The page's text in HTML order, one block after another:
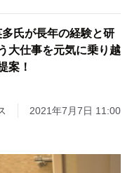
氏が長年の経験と研
大仕事を元気に乗り越
案！
2021年7月7日 11:00